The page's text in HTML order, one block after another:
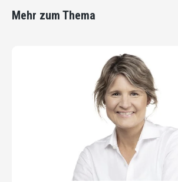
Mehr zum Thema